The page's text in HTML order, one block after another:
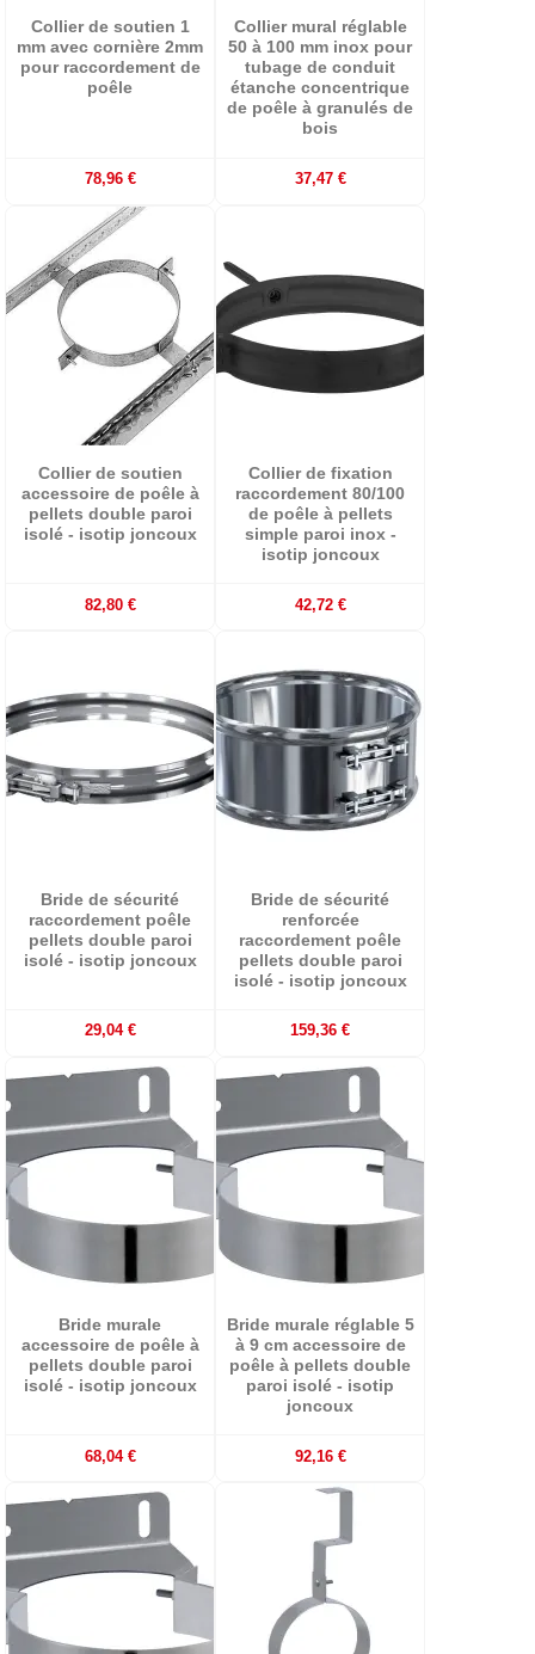
Collier de soutien 1
mm avec cornière 2mm
pour raccordement de
poêle
78,96 €
Collier mural réglable
50 à 100 mm inox pour
tubage de conduit
étanche concentrique
de poêle à granulés de
bois
37,47 €
Collier de soutien
accessoire de poêle à
pellets double paroi
isolé - isotip joncoux
82,80 €
Collier de fixation
raccordement 80/100
de poêle à pellets
simple paroi inox -
isotip joncoux
42,72 €
Bride de sécurité
raccordement poêle
pellets double paroi
isolé - isotip joncoux
29,04 €
Bride de sécurité
renforcée
raccordement poêle
pellets double paroi
isolé - isotip joncoux
159,36 €
Bride murale
accessoire de poêle à
pellets double paroi
isolé - isotip joncoux
68,04 €
Bride murale réglable 5
à 9 cm accessoire de
poêle à pellets double
paroi isolé - isotip
joncoux
92,16 €